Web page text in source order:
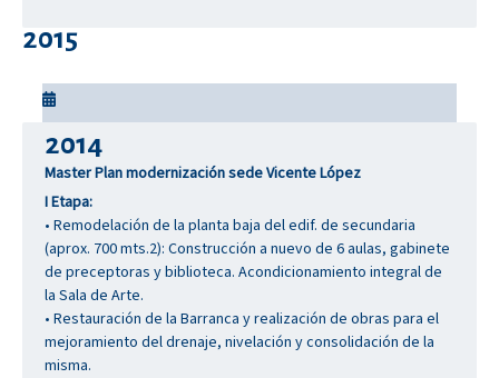
2015
2014
Master Plan modernización sede Vicente López
I Etapa:
• Remodelación de la planta baja del edif. de secundaria
(aprox. 700 mts.2): Construcción a nuevo de 6 aulas, gabinete
de preceptoras y biblioteca. Acondicionamiento integral de
la Sala de Arte.
• Restauración de la Barranca y realización de obras para el
mejoramiento del drenaje, nivelación y consolidación de la
misma.